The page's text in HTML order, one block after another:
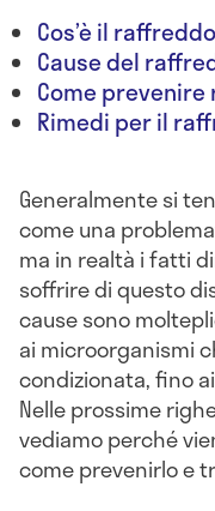
Cos’è il
Cause del
Come
Rimedi per il
Generalmente si
come una
ma in realtà i fatti
soffrire di questo
cause sono
ai microorganismi
condizionata, fino
Nelle prossime
vediamo perché
come prevenirlo e